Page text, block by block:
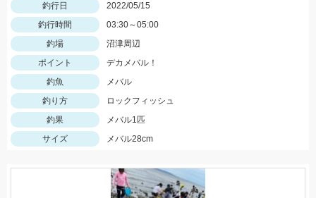
釣行日
2022/05/15
釣行時間
03:30～05:00
釣場
沼津周辺
ポイント
デカメバル！
釣魚
メバル
釣り方
ロックフィッシュ
釣果
メバル1匹
サイズ
メバル28cm